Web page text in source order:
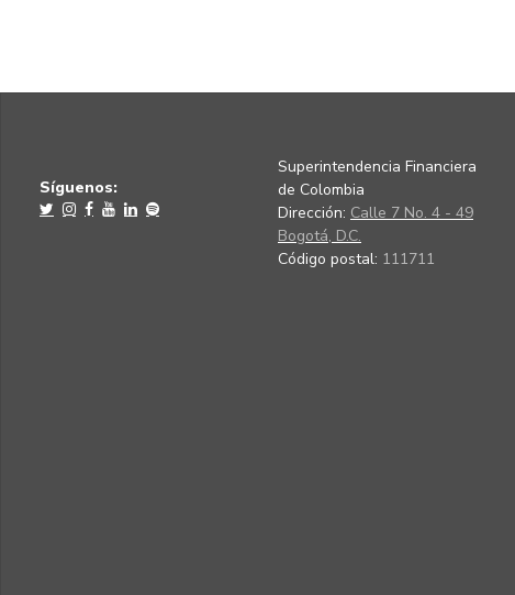
Síguenos:
Superintendencia Financiera
de Colombia
Dirección: Calle 7 No. 4 - 49
Bogotá, D.C.
Código postal: 111711